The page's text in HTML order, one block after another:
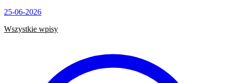
25-06-2026
Wszystkie wpisy